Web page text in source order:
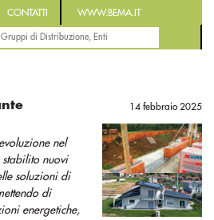
CONTATTI WWW.BEMA.IT
nel
nuovi
soluzioni di
di
energetiche,
14 febbraio 2025